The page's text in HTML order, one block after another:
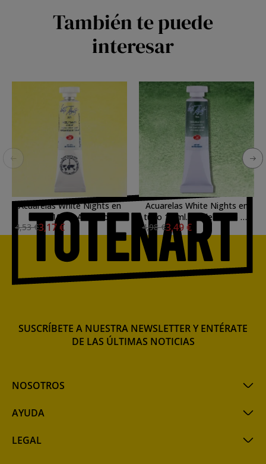
También te puede
interesar
Acuarelas White Nights en
tubo 10 ml. Amarillo
Titanato de Niquel 271
4,53 €3,17 €
Acuarelas White Nights en
tubo 10 ml. Verde Oxido de
Cromo 704
4,98 €3,49 €
NOSOTROS
AYUDA
LEGAL
SUSCRÍBETE A NUESTRA NEWSLETTER Y ENTÉRATE
DE LAS ÚLTIMAS NOTICIAS